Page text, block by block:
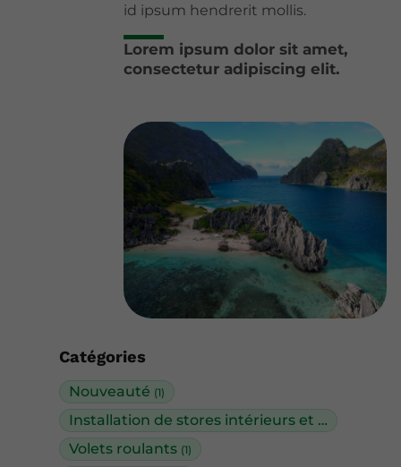
Catégories
Nouveauté (1)
Installation de stores intérieurs et extérieurs
Volets roulants (1)
id ipsum hendrerit mollis.
Lorem ipsum dolor sit amet,
consectetur adipiscing elit.